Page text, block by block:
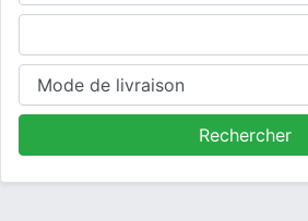
Où cherchez-vous un producteur ?
Type de produits
Produits
Mode de livraison
Rechercher